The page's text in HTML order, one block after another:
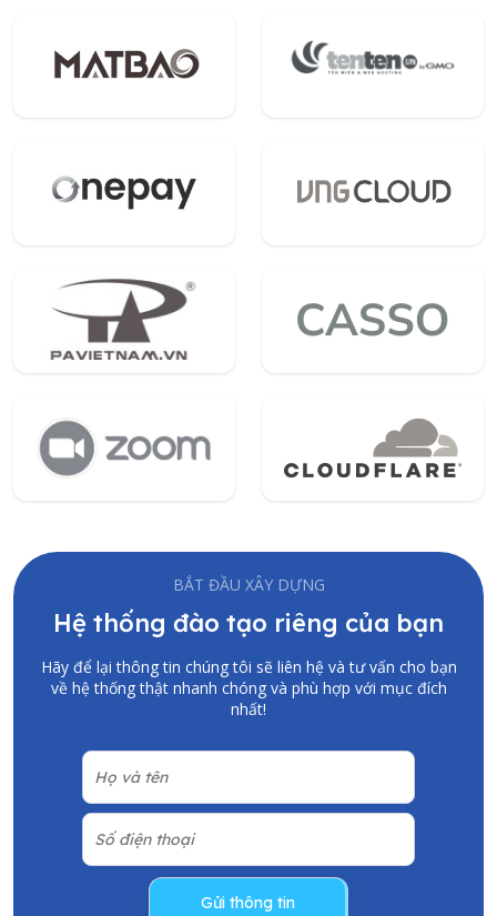
BẮT ĐẦU XÂY DỰNG
Hệ thống đào tạo riêng của bạn
Hãy để lại thông tin chúng tôi sẽ liên hệ và tư vấn cho bạn
về hệ thống thật nhanh chóng và phù hợp với mục đích
nhất!